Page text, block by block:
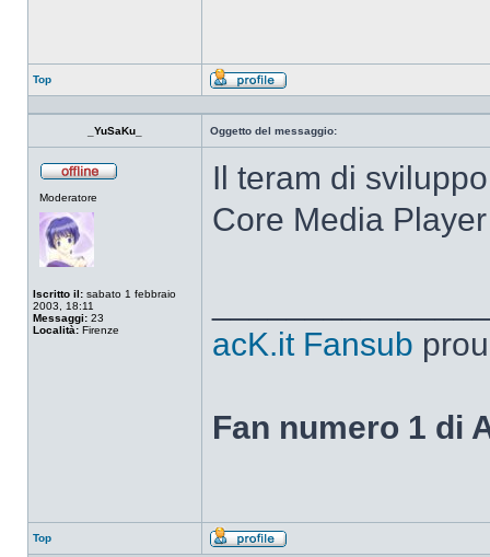
Top
Profilo
_YuSaKu_ Oggetto del messaggio:
Moderatore
Iscritto il: sabato 1 febbraio
2003, 18:11
Messaggi: 23
Località: Firenze
Il teram di
Core Media Player
acK.it Fansub
Fan numero 1 di
Top
Profilo